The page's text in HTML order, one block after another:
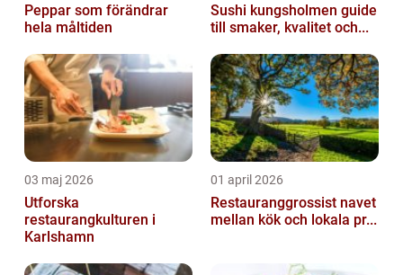
Peppar som förändrar
hela måltiden
Sushi kungsholmen guide
till smaker, kvalitet och...
03 maj 2026
Utforska
restaurangkulturen i
Karlshamn
01 april 2026
Restauranggrossist navet
mellan kök och lokala pr...